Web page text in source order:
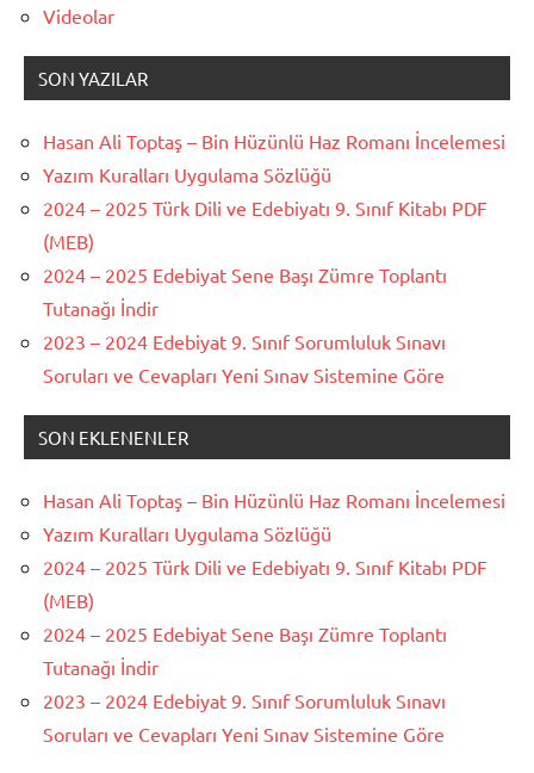
Videolar
SON YAZILAR
Hasan Ali Toptaş – Bin Hüzünlü Haz Romanı İncelemesi
Yazım Kuralları Uygulama Sözlüğü
2024 – 2025 Türk Dili ve Edebiyatı 9. Sınıf Kitabı PDF
(MEB)
2024 – 2025 Edebiyat Sene Başı Zümre Toplantı
Tutanağı İndir
2023 – 2024 Edebiyat 9. Sınıf Sorumluluk Sınavı
Soruları ve Cevapları Yeni Sınav Sistemine Göre
SON EKLENENLER
Hasan Ali Toptaş – Bin Hüzünlü Haz Romanı İncelemesi
Yazım Kuralları Uygulama Sözlüğü
2024 – 2025 Türk Dili ve Edebiyatı 9. Sınıf Kitabı PDF
(MEB)
2024 – 2025 Edebiyat Sene Başı Zümre Toplantı
Tutanağı İndir
2023 – 2024 Edebiyat 9. Sınıf Sorumluluk Sınavı
Soruları ve Cevapları Yeni Sınav Sistemine Göre